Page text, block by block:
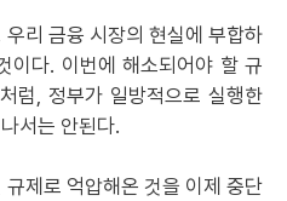
리 금융 시장의 현실에 부합하
이다. 이번에 해소되어야 할 규
럼, 정부가 일방적으로 실행한
서는 안된다.
제로 억압해온 것을 이제 중단